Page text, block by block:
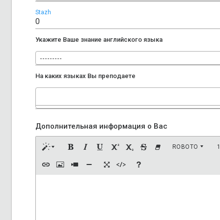
Stazh
Укажите Ваше знание английского языка
---------
На каких языках Вы преподаете
Дополнительная информация о Вас
ROBOTO